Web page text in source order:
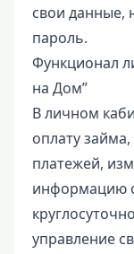
свои данные,
пароль.
Функционал
на Дом”
В личном
оплату
платежей,
информацию
управление